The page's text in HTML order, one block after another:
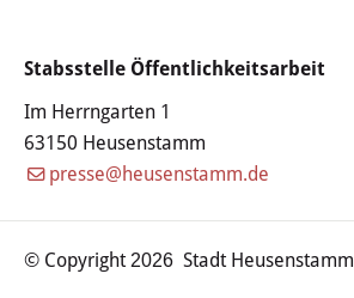
Stabsstelle Öffentlichkeitsarbeit
Im Herrngarten 1
63150 Heusenstamm
presse@heusenstamm.de
© Copyright 2026 Stadt Heusenstamm
Übernachten & Gastronomie
Stadtführungen